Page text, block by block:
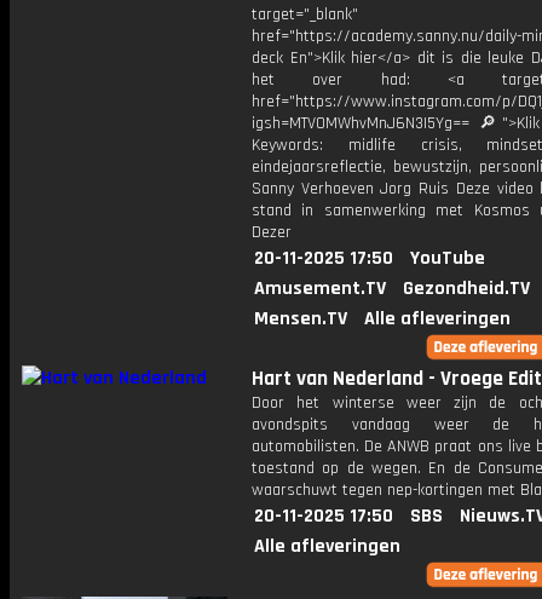
target="_blank"
href="https://academy.sanny.nu/daily-
deck En">Klik hier</a> dit is die leuke
het over had: <a
href="https://www.instagram.com/p/
igsh=MTV0MWhvMnJ6N3I5Yg==
Keywords: midlife crisis,
eindejaarsreflectie, bewustzijn,
Sanny Verhoeven Jorg Ruis Deze
stand in samenwerking met Kosmos
Dezer
20-11-2025 17:50
YouTube
Amusement.TV
Gezondheid.TV
Mensen.TV
Alle afleveringen
Hart van Nederland - Vroege
Door het winterse weer zijn de
avondspits vandaag weer de
automobilisten. De ANWB praat ons live
toestand op de wegen. En de
waarschuwt tegen nep-kortingen met
20-11-2025 17:50 SBS
Alle afleveringen